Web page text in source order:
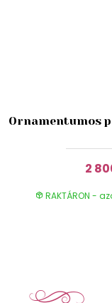
Ornamentumos
2
RAKTÁRON -